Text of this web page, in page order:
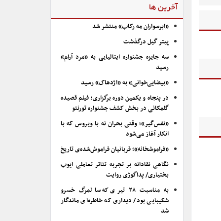
آخرین ها
«ابرسواران مه رکاب» منتشر شد
پیتر گیل درگذشت
سه جایزه جشنواره ایتالیایی به «مرد آرام»
رسید
«بیضایی‌خوانی» به «اژدهاک» رسید
در پنجاه و یکمین دوره برگزاری؛ فیلم قصیده
گلمکانی در بخش کشف جشنواره تورنتو
«نفس‌گیر»؛ وقتی بحران نه با ویروس که با
انکار آغاز می‌شود
«فراموشخانه»؛ قربانیان فراموش‌شده‌ی تاریخ
نگاهی نقادانه بر تجربه تئاتر تعاملی ایوب
بختیاری/ پداگوژی روایت
به مناسبت ۲۸ تیری که سالمرگ خسرو
شکیبایی بود/ دیداری که خاطره‌ای ماندگار
شد